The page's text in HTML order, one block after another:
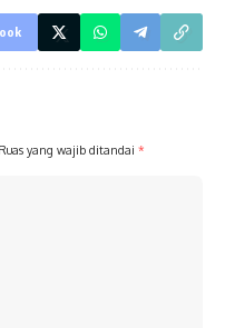
Ruas yang wajib ditandai *